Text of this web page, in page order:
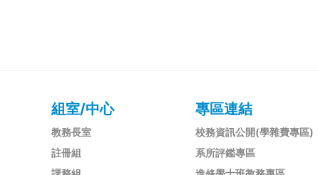
組室/中心
教務長室
註冊組
專區連結
校務資訊公開(學雜費專區)
系所評鑑專區